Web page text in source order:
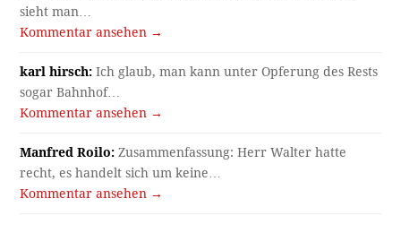
sieht man…
Kommentar ansehen →
karl hirsch: Ich glaub, man kann unter Opferung des Rests
sogar Bahnhof…
Kommentar ansehen →
Manfred Roilo: Zusammenfassung: Herr Walter hatte
recht, es handelt sich um keine…
Kommentar ansehen →